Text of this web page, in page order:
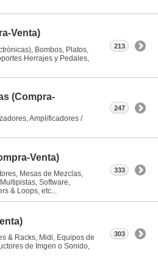
Venta)
Bombos, Platos,
Herrajes y Pedales,
213
(Compra-
Amplificadores /
247
Venta)
Mesas de Mezclas,
Software,
& Loops, etc...
333
& Racks, Midi, Equipos de
de Imgen o Sonido,
303